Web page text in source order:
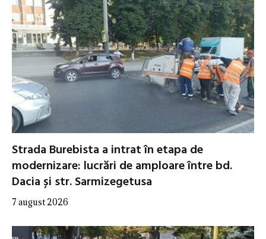
Strada Burebista a intrat în etapa de
modernizare: lucrări de amploare între bd.
Dacia și str. Sarmizegetusa
7 august 2026